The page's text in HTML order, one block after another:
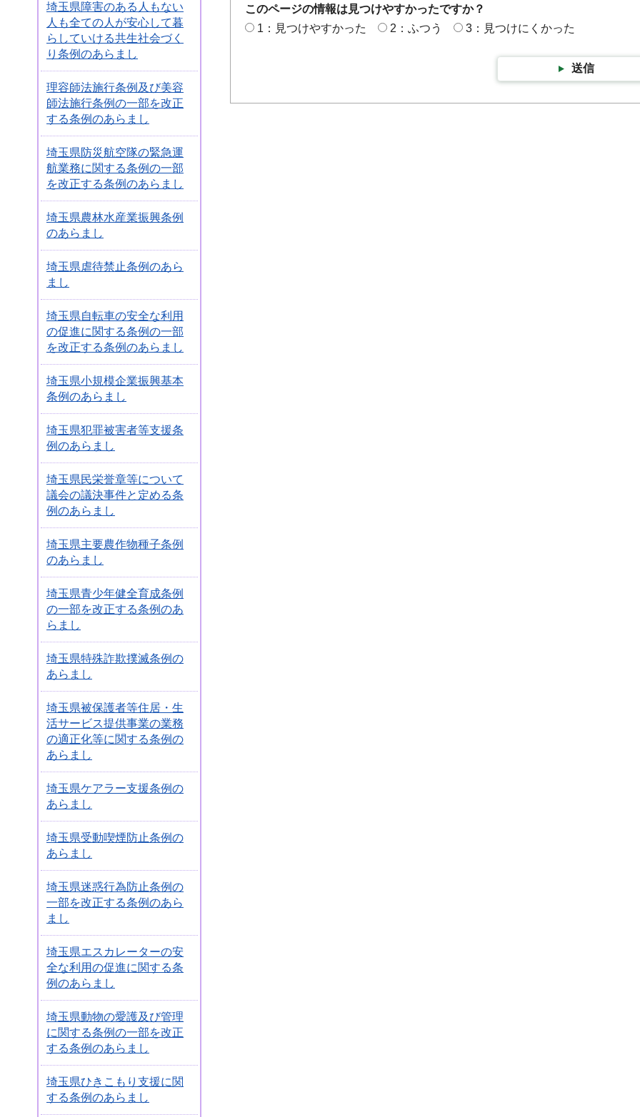
埼玉県障害のある人もない
人も全ての人が安心して暮
らしていける共生社会づく
り条例のあらまし
理容師法施行条例及び美容
師法施行条例の一部を改正
する条例のあらまし
埼玉県防災航空隊の緊急運
航業務に関する条例の一部
を改正する条例のあらまし
埼玉県農林水産業振興条例
のあらまし
埼玉県虐待禁止条例のあら
まし
埼玉県自転車の安全な利用
の促進に関する条例の一部
を改正する条例のあらまし
埼玉県小規模企業振興基本
条例のあらまし
埼玉県犯罪被害者等支援条
例のあらまし
埼玉県民栄誉章等について
議会の議決事件と定める条
例のあらまし
埼玉県主要農作物種子条例
のあらまし
埼玉県青少年健全育成条例
の一部を改正する条例のあ
らまし
埼玉県特殊詐欺撲滅条例の
あらまし
埼玉県被保護者等住居・生
活サービス提供事業の業務
の適正化等に関する条例の
あらまし
埼玉県ケアラー支援条例の
あらまし
埼玉県受動喫煙防止条例の
あらまし
埼玉県迷惑行為防止条例の
一部を改正する条例のあら
まし
埼玉県エスカレーターの安
全な利用の促進に関する条
例のあらまし
埼玉県動物の愛護及び管理
に関する条例の一部を改正
する条例のあらまし
埼玉県ひきこもり支援に関
する条例のあらまし
このページの情報は見つけやすかったですか？
1：見つけやすかった
2：ふつう 3：見つけにくかった
送信